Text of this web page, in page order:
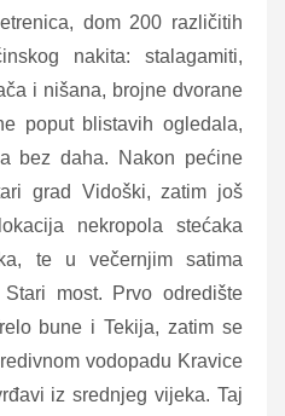
dom 200 različitih
nakita: stalagamiti,
i nišana, brojne dvorane
poput blistavih ogledala,
bez daha. Nakon pećine
grad Vidoški, zatim još
nekropola stećaka
te u večernjim satima
most. Prvo odredište
bune i Tekija, zatim se
vodopadu Kravice
iz srednjeg vijeka. Taj